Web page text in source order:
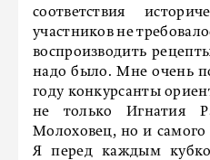
соответствия
участников не
воспроизводить
надо было. Мне очень
году конкурсанты
не только Игнатия
Молоховец, но и
Я перед каждым